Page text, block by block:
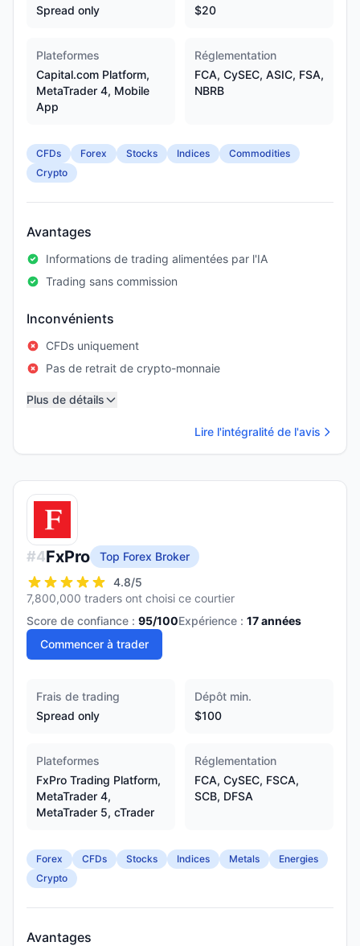
Spread only $20
Plateformes
Capital.com Platform,
MetaTrader 4, Mobile
App
Réglementation
FCA, CySEC, ASIC, FSA,
NBRB
CFDs Forex Stocks Indices
Commodities
Crypto
Avantages
Informations de trading alimentées par l'IA
Trading sans commission
Inconvénients
CFDs uniquement
Pas de retrait de crypto-monnaie
Plus de détails
Lire l'intégralité de l'avis
#4FxPro
Top Forex Broker
4.8/5
7,800,000 traders ont choisi ce courtier
Score de confiance : 95/100Expérience : 17années
Commencer à trader
Frais de trading
Spread only
Dépôt min.
$100
Plateformes
FxPro Trading Platform,
MetaTrader 4,
MetaTrader 5, cTrader
Réglementation
FCA, CySEC, FSCA,
SCB, DFSA
Forex CFDs Stocks Indices Metals
Energies
Crypto
Avantages